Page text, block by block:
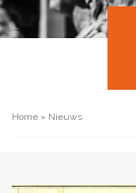
Home » Nieuws